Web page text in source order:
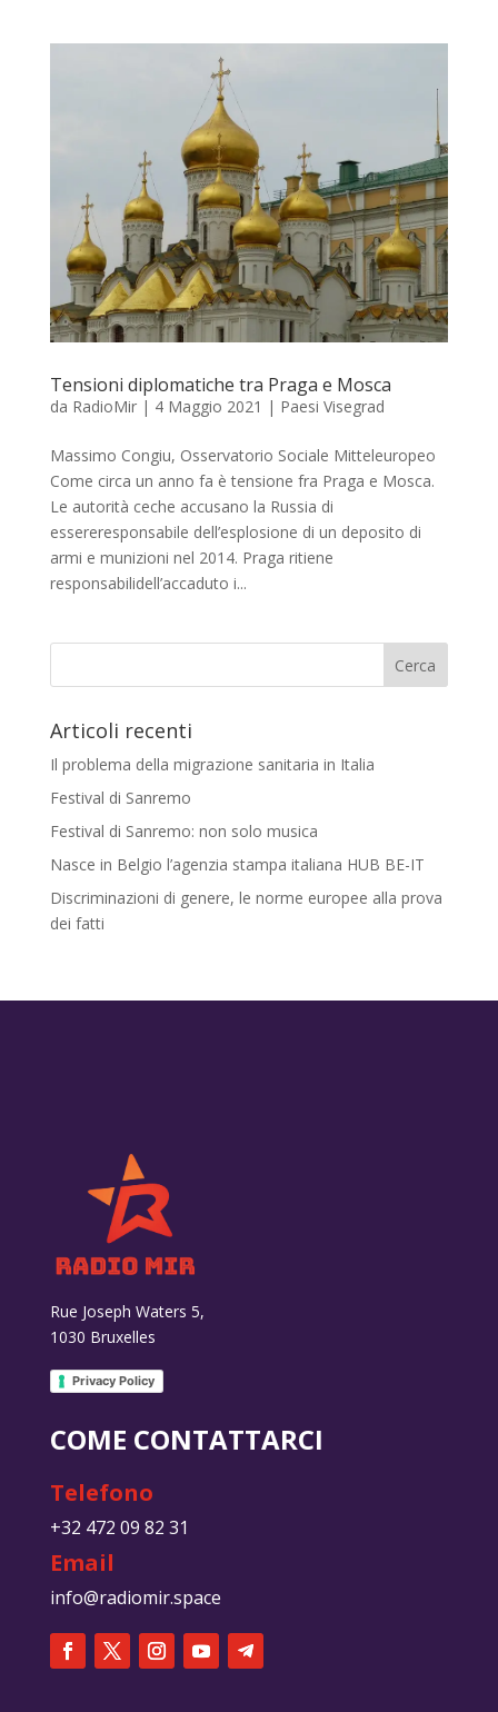
Tensioni diplomatiche tra Praga e Mosca
da RadioMir| 4 Maggio 2021 | Paesi Visegrad
Massimo Congiu, Osservatorio Sociale Mitteleuropeo
Come circa un anno fa è tensione fra Praga e Mosca.
Le autorità ceche accusano la Russia di
essereresponsabile dell’esplosione di un deposito di
armi e munizioni nel 2014. Praga ritiene
responsabilidell’accaduto i...
Articoli recenti
Il problema della migrazione sanitaria in Italia
Festival di Sanremo
Festival di Sanremo: non solo musica
Nasce in Belgio l’agenzia stampa italiana HUB BE-IT
Discriminazioni di genere, le norme europee alla prova
dei fatti
Rue Joseph Waters 5,
1030 Bruxelles
Privacy Policy
COME CONTATTARCI
Telefono
+32 472 09 82 31
Email
info@radiomir.space